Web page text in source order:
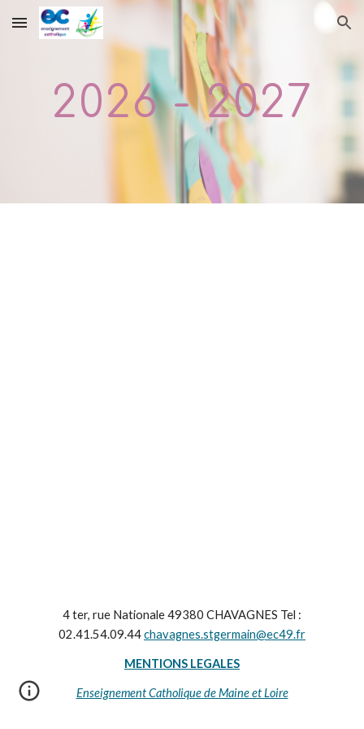
Skip to main content Skip to navigation
2026 - 2027
4 ter, rue Nationale 49380 CHAVAGNES Tel :
02.41.54.09.44chavagnes.stgermain@ec49.fr
MENTIONS LEGALES
Enseignement Catholique de Maine et Loire